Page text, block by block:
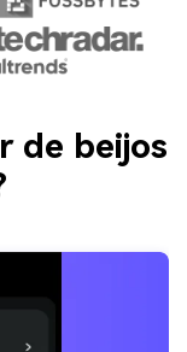
de beijos